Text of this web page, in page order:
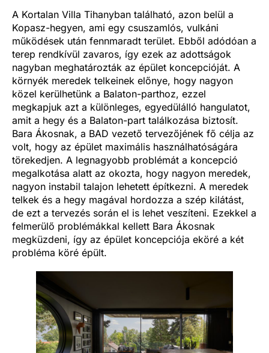
A Kortalan Villa Tihanyban található, azon belül a
Kopasz-hegyen, ami egy csuszamlós, vulkáni
működések után fennmaradt terület. Ebből adódóan a
terep rendkívül zavaros, így ezek az adottságok
nagyban meghatározták az épület koncepcióját. A
környék meredek telkeinek előnye, hogy nagyon
közel kerülhetünk a Balaton-parthoz, ezzel
megkapjuk azt a különleges, egyedülálló hangulatot,
amit a hegy és a Balaton-part találkozása biztosít.
Bara Ákosnak, a BAD vezető tervezőjének fő célja az
volt, hogy az épület maximális használhatóságára
törekedjen. A legnagyobb problémát a koncepció
megalkotása alatt az okozta, hogy nagyon meredek,
nagyon instabil talajon lehetett építkezni. A meredek
telkek és a hegy magával hordozza a szép kilátást,
de ezt a tervezés során el is lehet veszíteni. Ezekkel a
felmerülő problémákkal kellett Bara Ákosnak
megküzdeni, így az épület koncepciója eköré a két
probléma köré épült.